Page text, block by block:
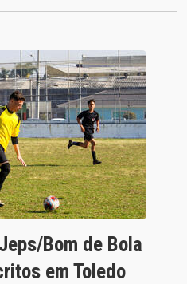
Bom de Bola
em Toledo